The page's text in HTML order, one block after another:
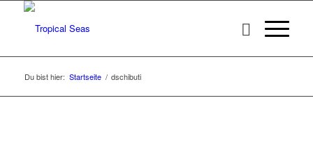
Du bist hier: Startseite / dschibuti